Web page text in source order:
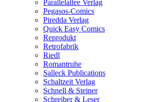
Parallelallee Verlag
Pegasos-Comics
Piredda Verlag
Quick Easy Comics
Reprodukt
Retrofabrik
Riedl
Romantruhe
Salleck Publications
Schaltzeit Verlag
Schnell & Steiner
Schreiber & Leser